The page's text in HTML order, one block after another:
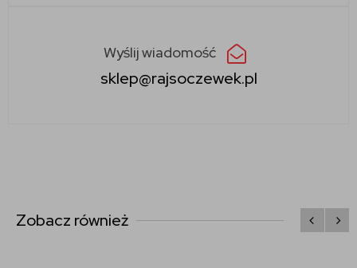
Wyślij wiadomość
sklep@rajsoczewek.pl
Zobacz również